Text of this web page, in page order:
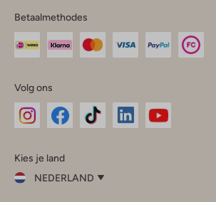
Betaalmethodes
Volg ons
InstagramFacebook
Kies je land
NEDERLAND